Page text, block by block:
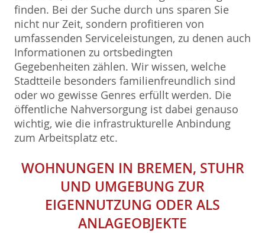
finden. Bei der Suche durch uns sparen Sie
nicht nur Zeit, sondern profitieren von
umfassenden Serviceleistungen, zu denen auch
Informationen zu ortsbedingten
Gegebenheiten zählen. Wir wissen, welche
Stadtteile besonders familienfreundlich sind
oder wo gewisse Genres erfüllt werden. Die
öffentliche Nahversorgung ist dabei genauso
wichtig, wie die infrastrukturelle Anbindung
zum Arbeitsplatz etc.
WOHNUNGEN IN BREMEN, STUHR
UND UMGEBUNG ZUR
EIGENNUTZUNG ODER ALS
ANLAGEOBJEKTE